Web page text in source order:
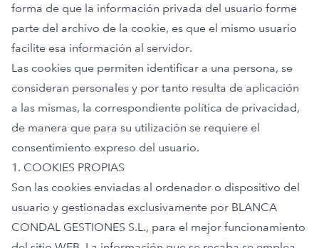
forma de que la información privada del usuario forme
parte del archivo de la cookie, es que el mismo usuario
facilite esa información al servidor.
Las cookies que permiten identificar a una persona, se
consideran personales y por tanto resulta de aplicación
a las mismas, la correspondiente política de privacidad,
de manera que para su utilización se requiere el
consentimiento expreso del usuario.
1. COOKIES PROPIAS
Son las cookies enviadas al ordenador o dispositivo del
usuario y gestionadas exclusivamente por BLANCA
CONDAL GESTIONES S.L., para el mejor funcionamiento